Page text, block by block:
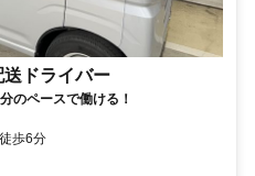
ドライバー
のペースで働ける！
歩6分